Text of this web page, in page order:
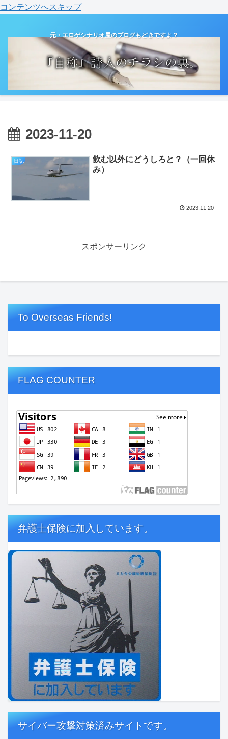
コンテンツへスキップ
元・エロゲシナリオ屋のブログもどきですよ？
2023-11-20
日記
飲む以外にどうしろと？（一回休
み）
2023.11.20
スポンサーリンク
To Overseas Friends!
FLAG COUNTER
弁護士保険に加入しています。
サイバー攻撃対策済みサイトです。